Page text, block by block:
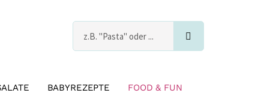
Suche
BABYREZEPTE FOOD & FUN